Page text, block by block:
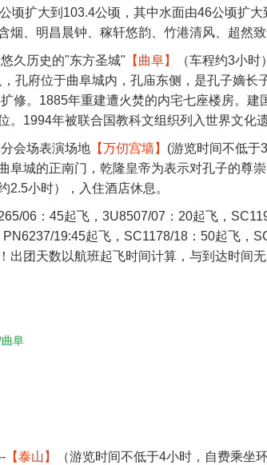
顷扩大到103.4公顷，其中水面由46公顷扩
烟、明昌晨钟、稼轩悠韵、竹港清风、超然
久历史的"东方圣城" 【曲阜】 （车程约3小时
孔府位于曲阜城内，孔庙东侧，是孔子嫡
修。1885年重建遭火焚的内宅七座楼房。
。1994年被联合国教科文组织列入世界文化遗
会场表演场地 【万仞宫墙】 (游览时间不低于
阜城的正南门，乾隆皇帝为表示对孔子的尊
2.5小时），入住酒店休息。
06：45起飞，3U8507/07：20起飞，
19:45起飞，SC1178/18：50起飞，
出团天数以航班起飞时间计算，与到达时间无
理
阜
【泰山】
（游览时间不低于4小时，自费乘坐